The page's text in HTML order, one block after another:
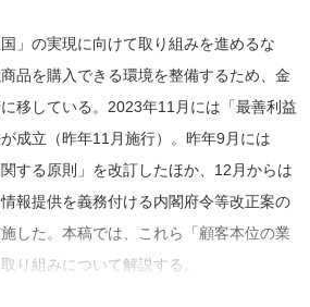
」の実現に向けて取り組みを進めるな
品を購入できる環境を整備するため、金
移している。2023年11月には「最善利益
成立（昨年11月施行）。昨年9月には
する原則」を改訂したほか、12月からは
報提供を義務付ける内閣府令等改正案の
した。本稿では、これら「顧客本位の業
り組みについて解説する。